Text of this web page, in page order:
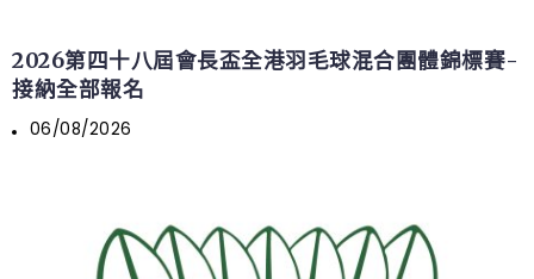
2026第四十八屆會長盃全港羽毛球混合團體錦標賽-
接納全部報名
06/08/2026